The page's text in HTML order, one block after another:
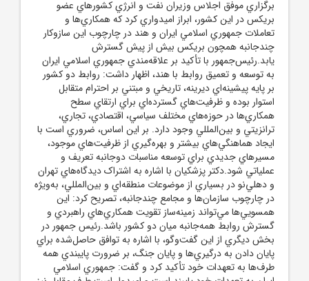
برگزاري موفق اجلاس وزيران نفت و انرژي کشورهاي عضو
بريکس در اين کشور، ابراز اميدواري کرد که همکاري‌ها و
تعاملات جمهوري اسلامي ايران و هند در چارچوب اين سازوکار
چندجانبه همچون بريکس بيش از پيش گسترش
يابد.رئيس‌جمهور با تأکيد بر علاقه‌مندي جمهوري اسلامي ايران
به توسعه و تعميق روابط با هند، اظهار داشت: روابط دو کشور
بر پايه پيشينه‌اي ديرينه، تاريخي و مبتني بر احترام متقابل
استوار بوده و ظرفيت‌هاي گسترده‌اي براي ارتقاي سطح
همکاري‌ها در حوزه‌هاي مختلف سياسي، اقتصادي، تجاري،
ترانزيتي و بين‌المللي وجود دارد. بر اين اساس، ضروري است با
ايجاد هماهنگي‌هاي بيشتر و بهره‌گيري از ظرفيت‌هاي موجود،
مسيرهاي جديدي براي توسعه مناسبات دوجانبه تعريف و
عملياتي شود.دکتر پزشکيان با اشاره به اشتراک ديدگاه‌هاي تهران
و دهلي‌نو در بسياري از موضوعات منطقه‌اي و بين‌المللي، به‌ويژه
در چارچوب سازمان‌ها و مجامع چندجانبه، تصريح کرد: اين
همسويي‌ها مي‌تواند زمينه‌ساز تقويت همکاري‌هاي راهبردي و
گسترش روابط همه‌جانبه ميان دو کشور باشد.رئيس جمهور در
بخش ديگري از اين گفت‌وگو، با اشاره به توافق حاصل‌شده براي
پايان دادن به درگيري‌ها و پايان جنگ، بر ضرورت پايبندي همه
طرف‌ها به تعهدات خود تأکيد کرد و گفت: جمهوري اسلامي